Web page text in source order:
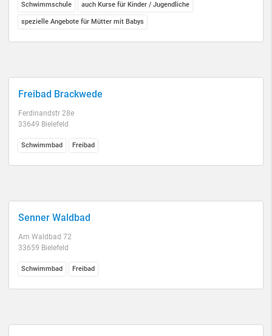
Schwimmschule auch Kurse für Kinder / Jugendliche
spezielle Angebote für Mütter mit Babys
Freibad Brackwede
Ferdinandstr 28e
33649 Bielefeld
Schwimmbad Freibad
Senner Waldbad
Am Waldbad 72
33659 Bielefeld
Schwimmbad Freibad